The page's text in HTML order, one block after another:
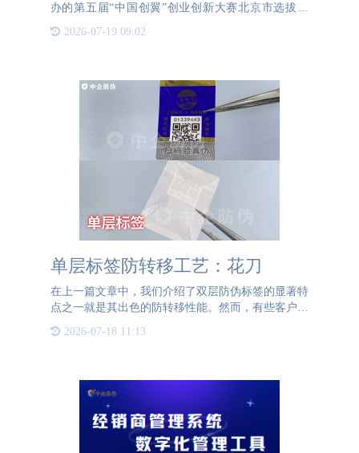
办的第五届“中国创翼”创业创新大赛北京市选拔赛
隆重开赛，我公司的《一书一码智慧图书在线赋码管
2026-07-19 09:02
单层标签防转移工艺：花刀
在上一篇文章中，我们介绍了双层防伪标签的显著特
点之一就是其出色的防转移性能。然而，有些客户可
也能实现呢？实际上，单层标签同样可以通过特定的
2026-07-18 11:13